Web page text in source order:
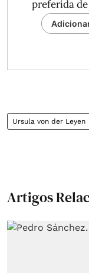
preferida
Ursula von der Leyen
Artigos